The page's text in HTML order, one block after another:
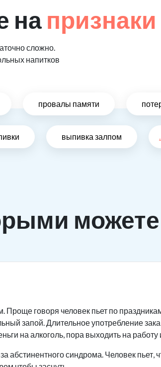
на
сложно.
напитков
провалы памяти
выпивка залпом
Проще говоря человек пьет по
запой. Длительное употребление
на алкоголь, пора выходить на работу
абстинентного синдрома. Человек пьет,